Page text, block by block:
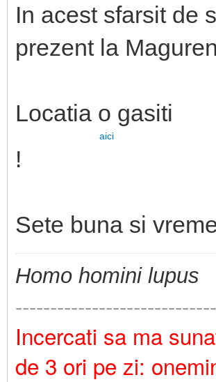
In acest sfarsit de
prezent la
Locatia o gasiti
aici
!
Sete buna si
Homo homini lupus
Incercati sa ma
de 3 ori pe zi: